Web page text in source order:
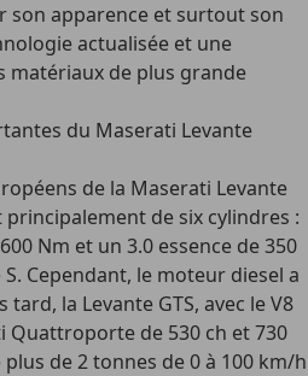
son apparence et surtout son
actualisée et une
matériaux de plus grande
du Maserati Levante
de la Maserati Levante
de six cylindres :
Nm et un 3.0 essence de 350
Cependant, le moteur diesel a
tard, la Levante GTS, avec le V8
Quattroporte de 530 ch et 730
de 2 tonnes de 0 à 100 km/h